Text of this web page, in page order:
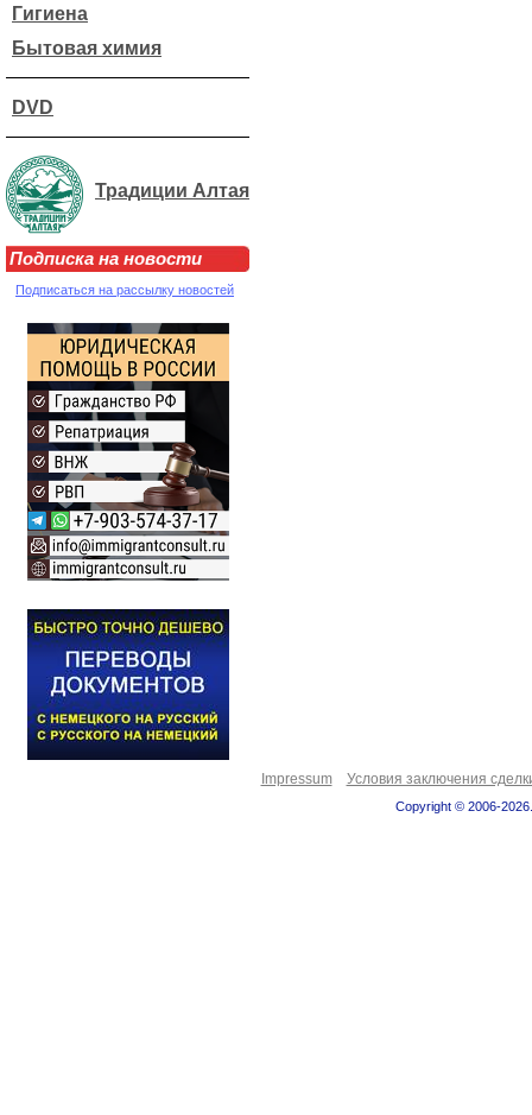
Гигиена
Бытовая химия
DVD
Традиции Алтая
Подписка на новости
Подписаться на рассылку новостей
Impressum Условия заключения
Copyright © 2006-